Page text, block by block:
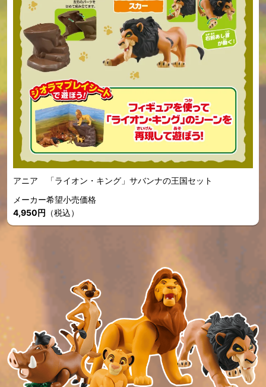
アニア 「ライオン・キング」サバンナの王国セット
メーカー希望小売価格
4,950円 （税込）